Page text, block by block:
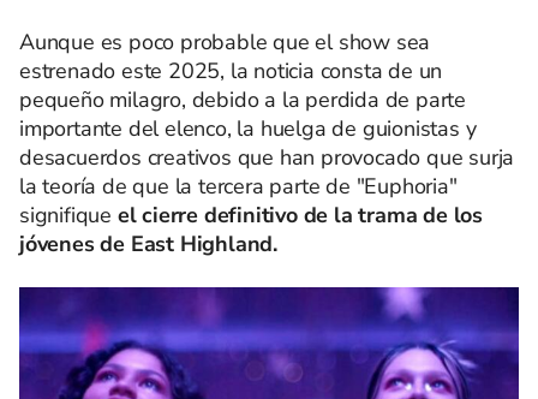
Aunque es poco probable que el show sea
estrenado este 2025, la noticia consta de un
pequeño milagro, debido a la perdida de parte
importante del elenco, la huelga de guionistas y
desacuerdos creativos que han provocado que surja
la teoría de que la tercera parte de "Euphoria"
signifique el cierre definitivo de la trama de los
jóvenes de East Highland.